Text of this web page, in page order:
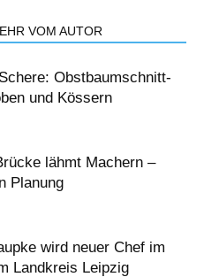
VOM AUTOR
Obstbaumschnitt-
und Kössern
lähmt Machern –
Planung
wird neuer Chef im
Landkreis Leipzig